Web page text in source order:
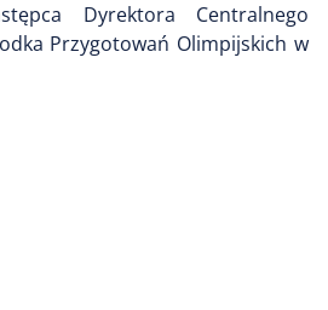
Dyrektora Centralnego
Przygotowań Olimpijskich w